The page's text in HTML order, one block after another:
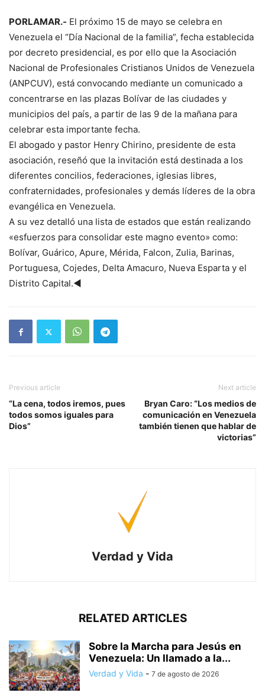
PORLAMAR.- El próximo 15 de mayo se celebra en
Venezuela el “Día Nacional de la familia”, fecha establecida
por decreto presidencial, es por ello que la Asociación
Nacional de Profesionales Cristianos Unidos de Venezuela
(ANPCUV), está convocando mediante un comunicado a
concentrarse en las plazas Bolívar de las ciudades y
municipios del país, a partir de las 9 de la mañana para
celebrar esta importante fecha.
El abogado y pastor Henry Chirino, presidente de esta
asociación, reseñó que la invitación está destinada a los
diferentes concilios, federaciones, iglesias libres,
confraternidades, profesionales y demás líderes de la obra
evangélica en Venezuela.
A su vez detalló una lista de estados que están realizando
«esfuerzos para consolidar este magno evento» como:
Bolívar, Guárico, Apure, Mérida, Falcon, Zulia, Barinas,
Portuguesa, Cojedes, Delta Amacuro, Nueva Esparta y el
Distrito Capital.◄
Previous article
“La cena, todos iremos, pues
todos somos iguales para
Dios”
Next article
Bryan Caro: “Los medios de
comunicación en Venezuela
también tienen que hablar de
victorias”
Verdad y Vida
RELATED ARTICLES
Sobre la Marcha para Jesús en
Venezuela: Un llamado a la...
Verdad y Vida - 7 de agosto de 2026